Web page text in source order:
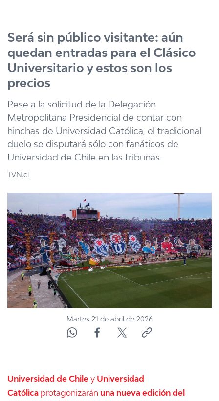
Será sin público visitante: aún
quedan entradas para el Clásico
Universitario y estos son los
precios
Pese a la solicitud de la Delegación
Metropolitana Presidencial de contar con
hinchas de Universidad Católica, el tradicional
duelo se disputará sólo con fanáticos de
Universidad de Chile en las tribunas.
TVN.cl
Martes 21 de abril de 2026
Universidad de Chile y Universidad
Católica protagonizarán una nueva edición del